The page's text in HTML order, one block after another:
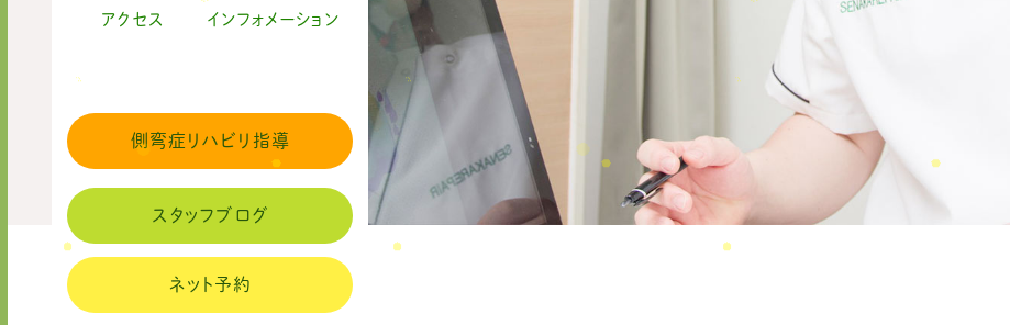
アクセス インフォメーション
側弯症リハビリ指導
スタッフブログ
ネット予約